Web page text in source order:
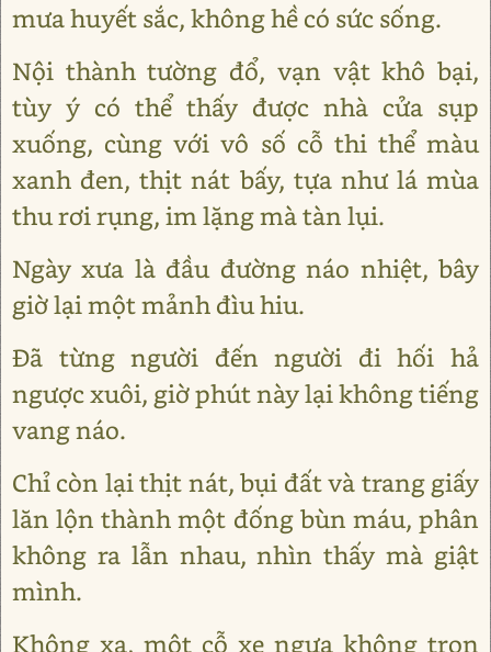
mưa huyết sắc, không hề có sức sống.
Nội thành tường đổ, vạn vật khô bại,
tùy ý có thể thấy được nhà cửa sụp
xuống, cùng với vô số cỗ thi thể màu
xanh đen, thịt nát bấy, tựa như lá mùa
thu rơi rụng, im lặng mà tàn lụi.
Ngày xưa là đầu đường náo nhiệt, bây
giờ lại một mảnh đìu hiu.
Đã từng người đến người đi hối hả
ngược xuôi, giờ phút này lại không tiếng
vang náo.
Chỉ còn lại thịt nát, bụi đất và trang giấy
lăn lộn thành một đống bùn máu, phân
không ra lẫn nhau, nhìn thấy mà giật
mình.
Không xa, một cỗ xe ngựa không trọn